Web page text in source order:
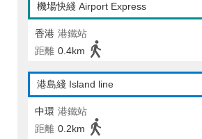
機場快綫 Airport Express
香港 港鐵站
距離 0.4km
港島綫 Island line
中環 港鐵站
距離 0.2km